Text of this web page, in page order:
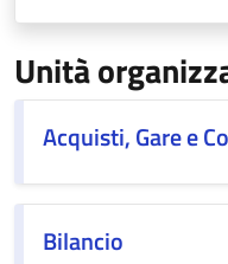
Unità
Acquisti, Gare e
Bilancio